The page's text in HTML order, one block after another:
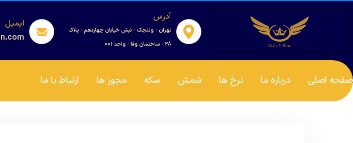
آدرس
تهران - ولنجک - نبش خیابان چهاردهم - پلاک
۲۸ - ساختمان وفا - واحد ۰۰۱
ایمیل
صفحه اصلی درباره ما نرخ ها شمش سکه مجوز ها ارتباط با ما